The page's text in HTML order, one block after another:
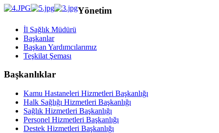
Yönetim
İl Sağlık Müdürü
Başkanlar
Başkan Yardımcılarımız
Teşkilat Şeması
Başkanlıklar
Kamu Hastaneleri Hizmetleri Başkanlığı
Halk Sağlığı Hizmetleri Başkanlığı
Sağlık Hizmetleri Başkanlığı
Personel Hizmetleri Başkanlığı
Destek Hizmetleri Başkanlığı